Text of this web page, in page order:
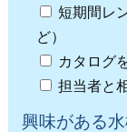
短期間レ
ど）
カタログ
担当者と
興味がある